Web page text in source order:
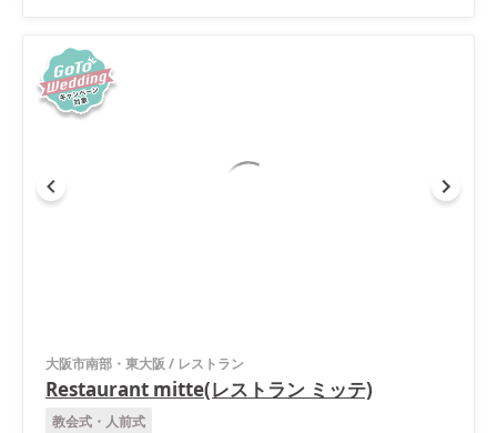
大阪市南部・東大阪 / レストラン
Restaurant mitte(レストラン ミッテ)
教会式・人前式